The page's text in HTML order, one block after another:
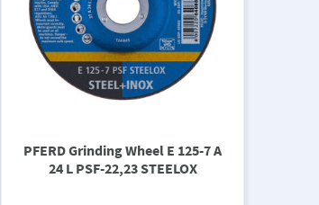
PFERD Grinding Wheel E 125-7 A
24 L PSF-22,23 STEELOX